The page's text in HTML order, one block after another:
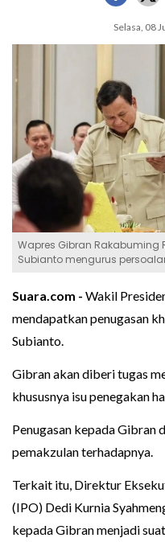
Selasa, 08
Wapres Gibran Rakabuming
Subianto mengurus
Suara.com - Wakil
mendapatkan penugasan
Subianto.
Gibran akan diberi tugas
khususnya isu penegakan
Penugasan kepada Gibran
pemakzulan terhadapnya.
Terkait itu, Direktur
(IPO) Dedi Kurnia
kepada Gibran menjadi